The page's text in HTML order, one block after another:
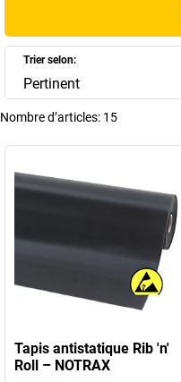
Trier selon:
Pertinent
Nombre d’articles: 15
Tapis antistatique Rib 'n'
Roll – NOTRAX